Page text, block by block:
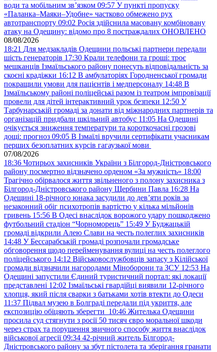
води та мобільним звʼязком 09:57 У пункті пропуску
«Паланка–Маяки–Удобне» частково обмежено рух
автотранспорту 09:02 Росія здійснила масовану комбіновану
атаку на Одещину: відомо про 8 постраждалих ОНОВЛЕНО
08/08/2026
18:21 Для медзакладів Одещини польські партнери передали
шість генераторів 17:30 Крали телефони та гроші: троє
мешканців Ізмаїльського району понесуть відповідальність за
скоєні крадіжки 16:12 В амбулаторіях Городненської громади
покращили умови для пацієнтів і медперсоналу 14:48 В
Ізмаїльському районі поліцейські разом із театром імпровізації
провели для дітей інтерактивний урок безпеки 12:50 У
Тарбунарській громаді за донати від міжнародних партнерів та
організацій придбали шкільний автобус 11:05 На Одещині
очікується зниження температури та короткочасні грозові
дощі: прогноз 09:05 В Ізмаїлі вручили сертифікати учасникам
перших безоплатних курсів гагаузької мови
07/08/2026
18:36 Чотирьох захисників України з Білгород-Дністровського
району посмертно відзначено орденом «За мужність» 18:00
Трагічно обірвалося життя звільненого з полону захисника з
Білгород-Дністровського району Щербини Павла 16:28 На
Одещині 18-річного юнака засудили до дев’яти років за
незаконний обіг психотропів вартістю у кілька мільйонів
гривень 15:56 В Одесі внаслідок ворожого удару пошкоджено
футбольний стадіон “Чорноморець” 15:49 У Буджацькій
громаді відкрили Алею Слави на честь полеглих захисників
14:48 У Бессарабській громаді розпочали громадське
обговорення щодо перейменування вулиці на честь полеглого
поліцейського 14:12 Військовослужбовців запасу з Кілійської
громади відзначили нагородами Міноборони та ЗСУ 12:53 На
Одещині запустили Єдиний туристичний портал: які локації
представлені 12:02 Ізмаїльські гвардійці виявили 12-річного
хлопця, який після сварки з батьками хотів втекти до Одеси
11:37 Підвал музею в Болграді передали під укриття, але
експозицію обіцяють зберегти 10:46 Жителька Одещини
просила суд стягнути з росії 50 тисяч євро моральної шкоди
через страх та порушення звичного способу життя внаслідок
військової агресії 09:34 42-річний житель Білгород-
Дністровського району за збут пістолета та зберігання гранати